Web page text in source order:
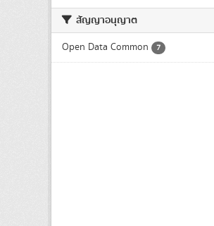
สัญญาอนุญาต
Open Data Common 7